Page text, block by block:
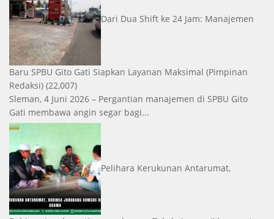
Dari Dua Shift ke 24 Jam: Manajemen
Baru SPBU Gito Gati Siapkan Layanan Maksimal (Pimpinan
Redaksi) (22,007)
Sleman, 4 Juni 2026 – Pergantian manajemen di SPBU Gito
Gati membawa angin segar bagi...
Pelihara Kerukunan Antarumat,